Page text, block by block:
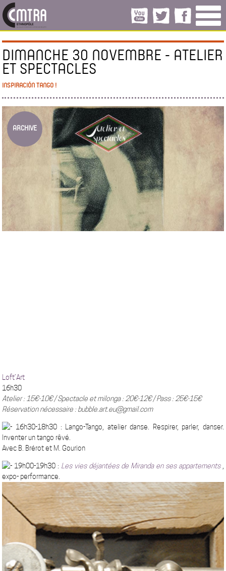
DIMANCHE 30 NOVEMBRE - ATELIER
ET SPECTACLES
INSPIRACIÓN TANGO !
ARCHIVE
Loft’Art
16h30
Atelier : 15€-10€ / Spectacle et milonga : 20€-12€ / Pass : 25€-15€
Réservation nécessaire : bubble.art.eu@gmail.com
16h30-18h30 : Lango-Tango, atelier danse. Respirer, parler, danser.
Inventer un tango rêvé.
Avec B. Brérot et M. Gourion
19h00-19h30 : Les vies déjantées de Miranda en ses appartements
expo- performance.